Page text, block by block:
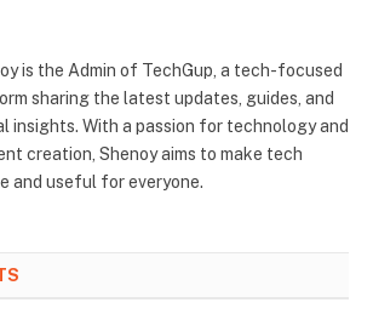
is the Admin of TechGup, a tech-focused
sharing the latest updates, guides, and
insights. With a passion for technology and
creation, Shenoy aims to make tech
and useful for everyone.